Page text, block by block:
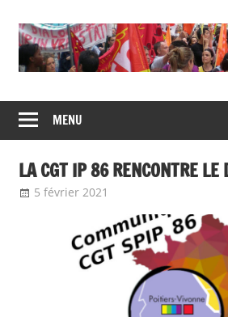
content
de
syndicats
CGT
insertion
probation
MENU
LA CGT IP 86 RENCONTRE LE
5 février 2021